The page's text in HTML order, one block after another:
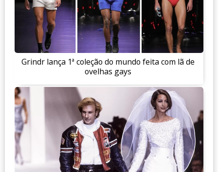
Grindr lança 1ª coleção do mundo feita com lã de
ovelhas gays